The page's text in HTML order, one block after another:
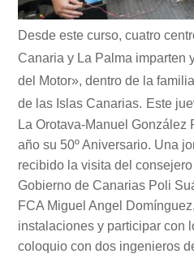
Desde este curso, cuatro
Canaria y La Palma imparten
del Motor», dentro de la
de las Islas Canarias. Este
La Orotava-Manuel González
año su 50º Aniversario. Una
recibido la visita del
Gobierno de Canarias Poli
FCA Miguel Angel
instalaciones y participar con
coloquio con dos ingenieros